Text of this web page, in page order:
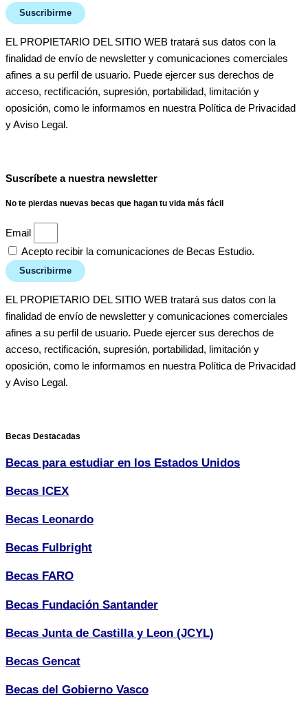
Suscribirme
EL PROPIETARIO DEL SITIO WEB tratará sus datos con la
finalidad de envío de newsletter y comunicaciones comerciales
afines a su perfil de usuario. Puede ejercer sus derechos de
acceso, rectificación, supresión, portabilidad, limitación y
oposición, como le informamos en nuestra Política de Privacidad
y Aviso Legal.
Suscríbete a nuestra newsletter
No te pierdas nuevas becas que hagan tu vida más fácil
Email
Acepto recibir la comunicaciones de Becas Estudio.
Suscribirme
EL PROPIETARIO DEL SITIO WEB tratará sus datos con la
finalidad de envío de newsletter y comunicaciones comerciales
afines a su perfil de usuario. Puede ejercer sus derechos de
acceso, rectificación, supresión, portabilidad, limitación y
oposición, como le informamos en nuestra Política de Privacidad
y Aviso Legal.
Becas Destacadas
Becas para estudiar en los Estados Unidos
Becas ICEX
Becas Leonardo
Becas Fulbright
Becas FARO
Becas Fundación Santander
Becas Junta de Castilla y Leon (JCYL)
Becas Gencat
Becas del Gobierno Vasco